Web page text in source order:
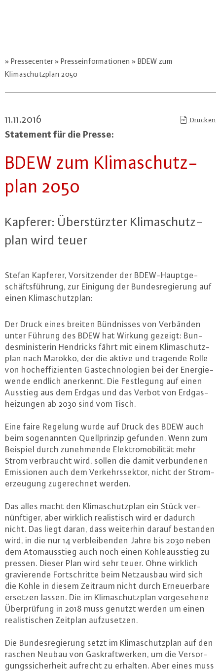
Pressecenter Presseinformationen
BDEW zum
Klimaschutzplan 2050
11.11.2016 Drucken
Statement für die Presse:
BDEW zum Kli­ma­schutz­
plan 2050
Kapferer: Über­stürz­ter Kli­ma­schutz­
plan wird teuer
Stefan Kapferer, Vor­sit­zen­der der BDEW-Haupt­ge­
schäfts­füh­rung, zur Einigung der Bun­des­re­gie­rung auf
einen Kli­ma­schutz­plan:
Der Druck eines breiten Bünd­nis­ses von Verbänden
unter Führung des BDEW hat Wirkung gezeigt: Bun­
des­mi­nis­te­rin Hendricks fährt mit einem Kli­ma­schutz­
plan nach Marokko, der die aktive und tragende Rolle
von hoch­ef­fi­zi­en­ten Gas­tech­no­lo­gi­en bei der En­er­gie­
wen­de endlich anerkennt. Die Fest­le­gung auf einen
Ausstieg aus dem Erdgas und das Verbot von Erd­gas­
hei­zun­gen ab 2030 sind vom Tisch.
Eine faire Regelung wurde auf Druck des BDEW auch
beim so­ge­nann­ten Quell­prin­zip gefunden. Wenn zum
Beispiel durch zu­neh­men­de Elek­tro­mo­bi­li­tät mehr
Strom ver­braucht wird, sollen die damit ver­bun­de­nen
Emis­sio­nen auch dem Ver­kehrs­sek­tor, nicht der Strom­
er­zeu­gung zu­ge­rech­net werden.
Das alles macht den Kli­ma­schutz­plan ein Stück ver­
nünf­ti­ger, aber wirklich rea­lis­tisch wird er dadurch
nicht. Das liegt daran, dass weiterhin darauf bestanden
wird, in die nur 14 ver­blei­ben­den Jahre bis 2030 neben
dem Atom­aus­stieg auch noch einen Koh­le­aus­stieg zu
pressen. Dieser Plan wird sehr teuer. Ohne wirklich
gra­vie­ren­de Fort­schrit­te beim Netz­aus­bau wird sich
die Kohle in diesem Zeitraum nicht durch Er­neu­er­ba­re
ersetzen lassen. Die im Kli­ma­schutz­plan vor­ge­se­he­ne
Über­prü­fung in 2018 muss genutzt werden um einen
rea­lis­ti­schen Zeitplan auf­zu­set­zen.
Die Bun­des­re­gie­rung setzt im Kli­ma­schutz­plan auf den
raschen Neubau von Gas­kraft­wer­ken, um die Ver­sor­
gungs­si­cher­heit aufrecht zu erhalten. Aber eines muss